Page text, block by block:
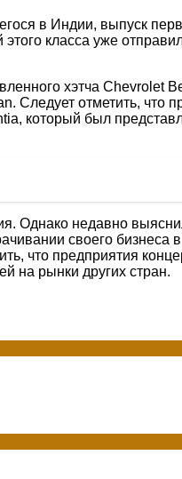
в Индии, выпуск
класса уже
хэтча Chevrolet
. Следует отметить, что
, который был
Однако недавно
своего бизнеса
что предприятия
на рынки других стран.